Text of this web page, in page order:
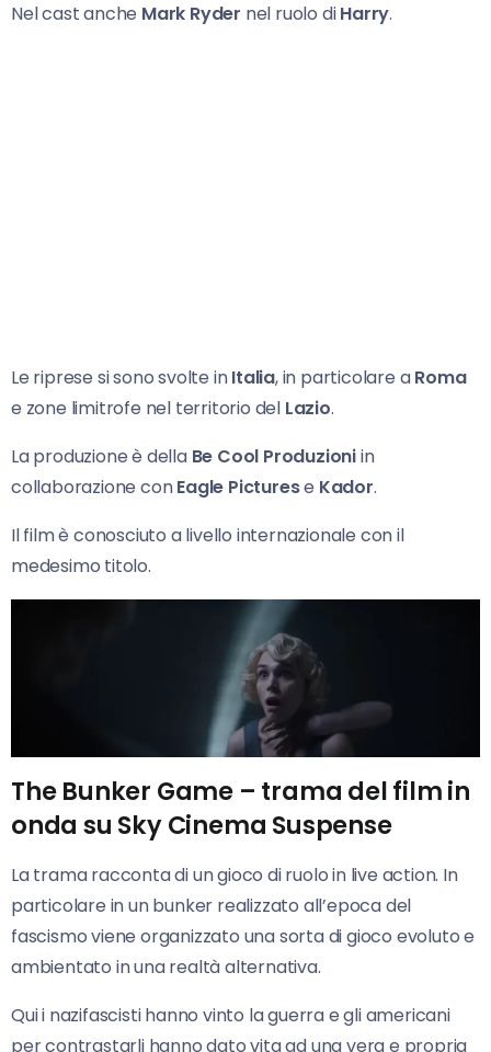
Nel cast anche Mark Ryder nel ruolo diHarry.
Le riprese si sono svolte inItalia, in particolare aRoma
e zone limitrofe nel territorio del Lazio.
La produzione è dellaBe Cool Produzioniin
collaborazione conEagle Picturese Kador.
Il film è conosciuto a livello internazionale con il
medesimo titolo.
The Bunker Game – trama del film in
onda su Sky Cinema Suspense
La trama racconta di un gioco di ruolo in live action. In
particolare in un bunker realizzato all’epoca del
fascismo viene organizzato una sorta di gioco evoluto e
ambientato in una realtà alternativa.
Qui i nazifascisti hanno vinto la guerra e gli americani
per contrastarli hanno dato vita ad una vera e propria